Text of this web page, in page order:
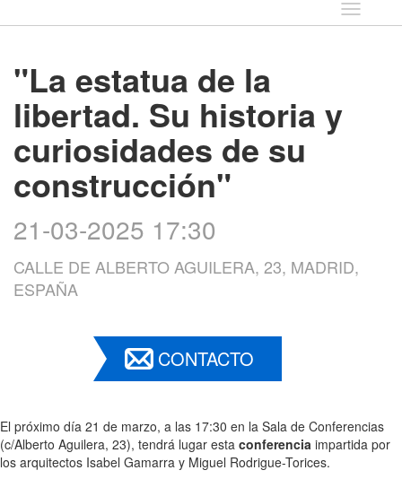
Idioma
"La estatua de la
libertad. Su historia y
curiosidades de su
construcción"
21-03-2025 17:30
CALLE DE ALBERTO AGUILERA, 23, MADRID,
ESPAÑA
CONTACTO
El próximo día 21 de marzo, a las 17:30 en la Sala de Conferencias
(c/Alberto Aguilera, 23), tendrá lugar esta conferencia impartida por
los arquitectos Isabel Gamarra y Miguel Rodrigue-Torices.